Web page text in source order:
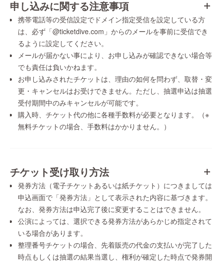
申し込みに関する注意事項
携帯電話等の受信設定でドメイン指定受信を設定している方
は、必ず「@ticketdive.com」からのメールを事前に受信でき
るように設定してください。
メールが届かない事により、お申し込みが確認できない場合等
でも責任は負いかねます。
お申し込みされたチケットは、理由の如何を問わず、取替・変
更・キャンセルはお受けできません。ただし、抽選申込は抽選
受付期間中のみキャンセルが可能です。
購入時、チケット代の他に各種手数料が必要となります。（※
無料チケットの場合、手数料はかかりません。）
チケット受け取り方法
発券方法（電子チケットあるいは紙チケット）につきましては
申込画面で「発券方法」として表示された内容に基づきます。
なお、発券方法は申込完了後に変更することはできません。
公演によっては、選択できる発券方法があらかじめ指定されて
いる場合があります。
整理番号チケットの場合、先着販売の代金の支払いが完了した
時点もしくは抽選の結果当選し、権利が確定した時点で発券開